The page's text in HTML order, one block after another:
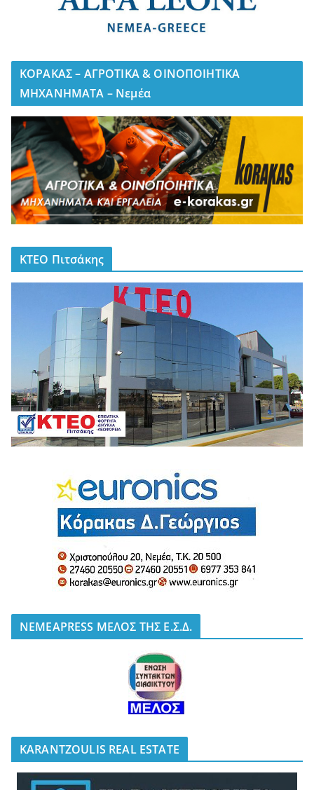
ΚΟΡΑΚΑΣ – ΑΓΡΟΤΙΚΑ & ΟΙΝΟΠΟΙΗΤΙΚΑ
ΜΗΧΑΝΗΜΑΤΑ – Νεμέα
ΚΤΕΟ Πιτσάκης
NEMEAPRESS ΜΕΛΟΣ ΤΗΣ Ε.Σ.Δ.
KARANTZOULIS REAL ESTATE